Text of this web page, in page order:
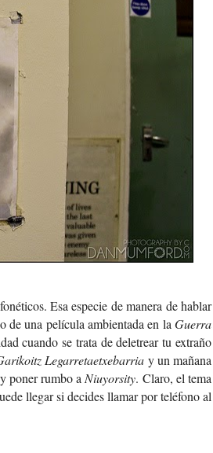
Esa especie de manera de hablar
de una película ambientada en la Guerra
cuando se trata de deletrear tu extraño
Legarretaetxebarria y un mañana
poner rumbo a Niuyorsity. Claro, el tema
llegar si decides llamar por teléfono al